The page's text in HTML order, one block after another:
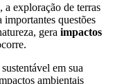
exploração de terras
importantes questões
gera impactos
em sua
ambientais